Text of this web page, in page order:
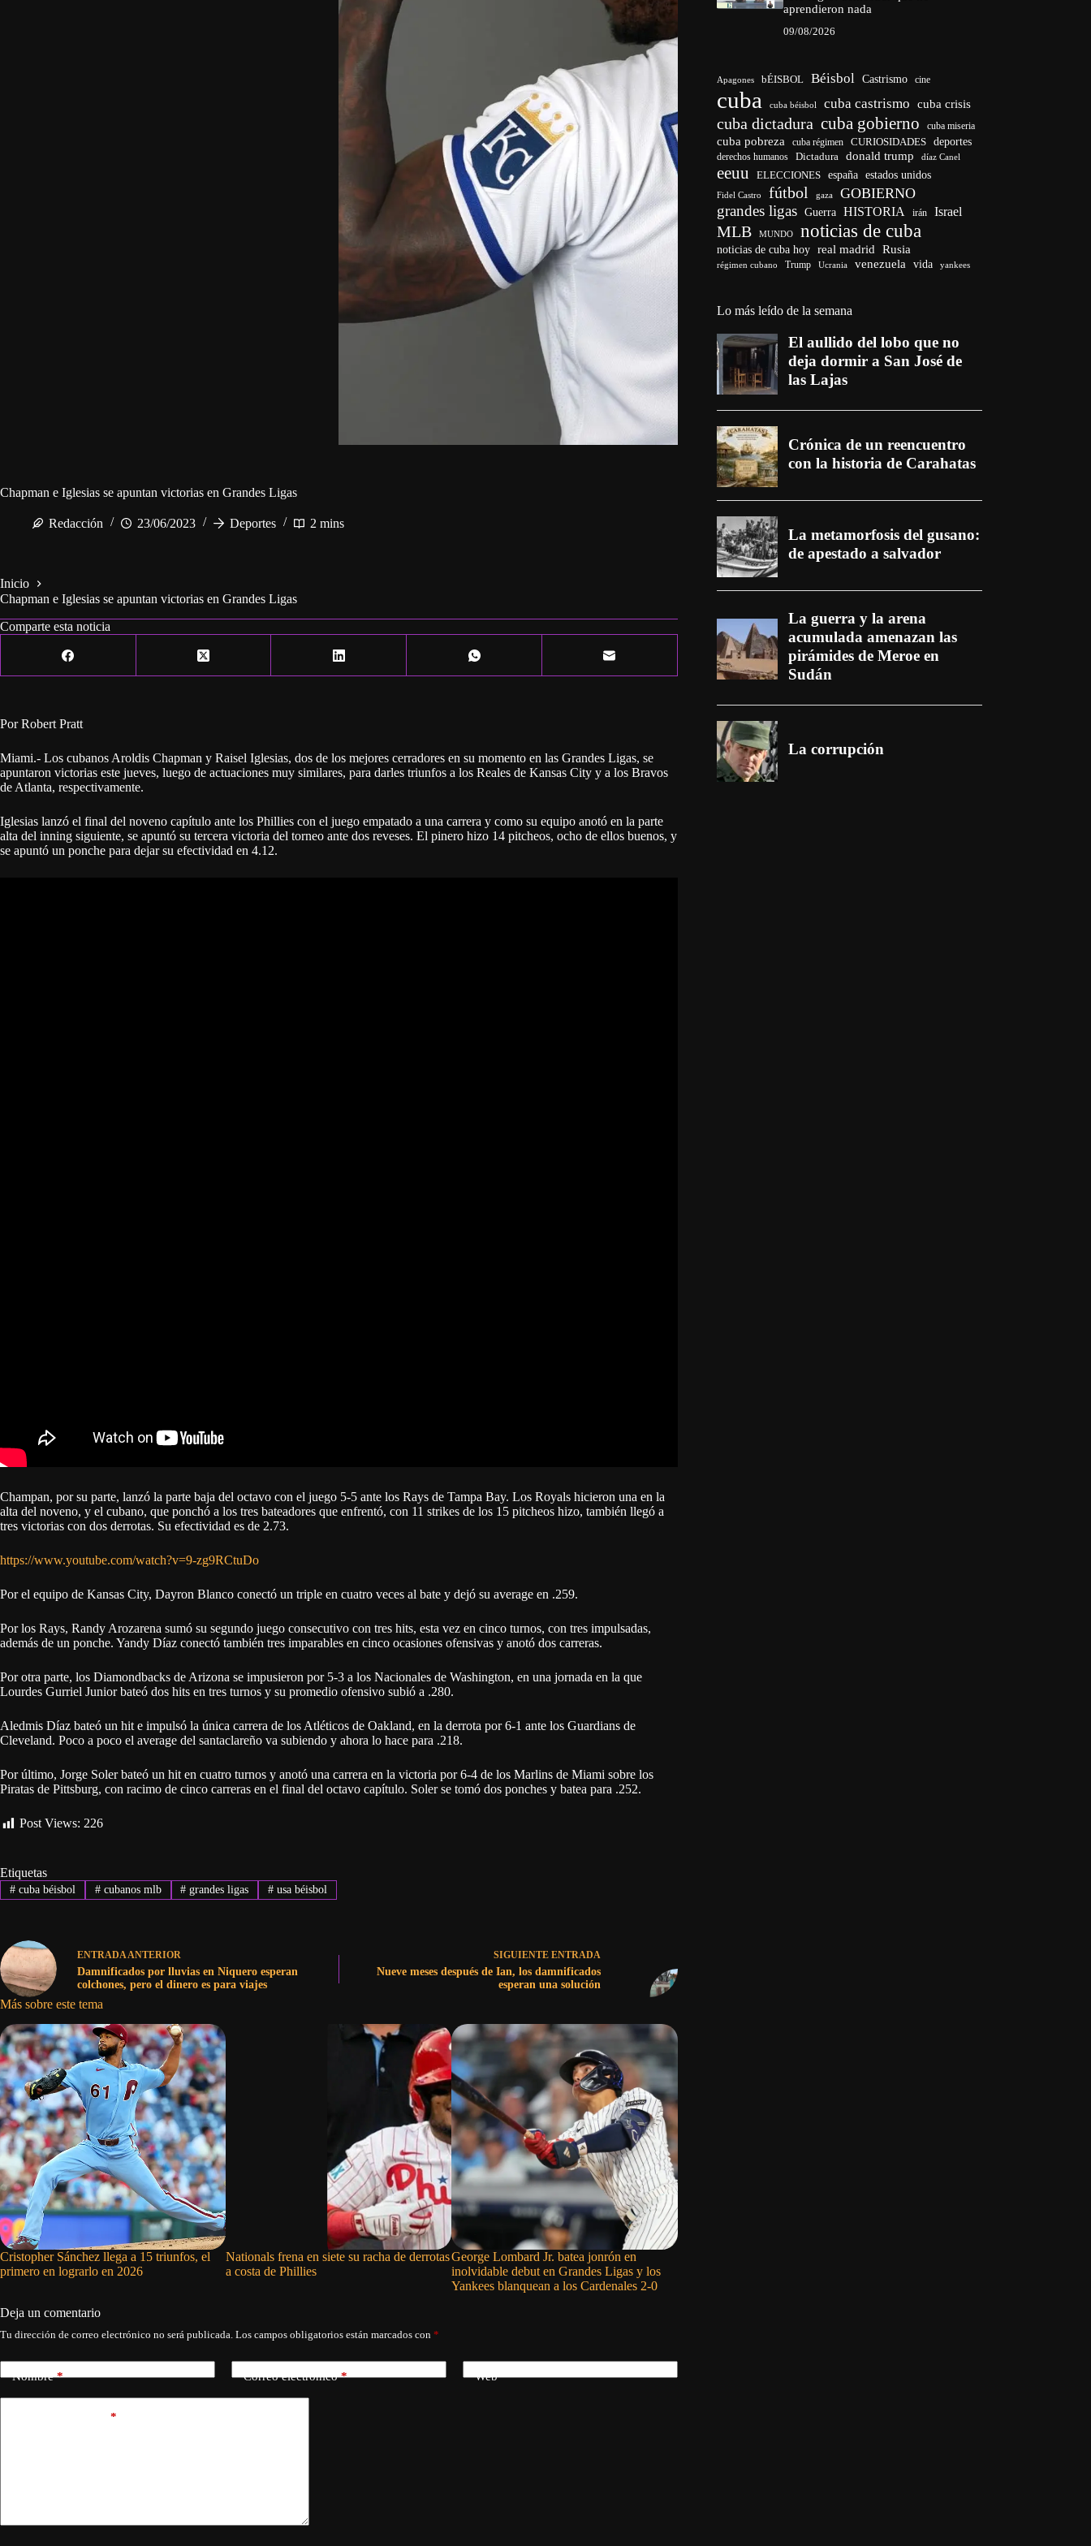
Chapman e Iglesias se apuntan victorias en Grandes Ligas
Redacción 23/06/2023 Deportes 2 mins
Inicio
Chapman e Iglesias se apuntan victorias en Grandes Ligas
Comparte esta noticia
Por Robert Pratt
Miami.- Los cubanos Aroldis Chapman y Raisel Iglesias, dos de los mejores cerradores en su momento en las Grandes Ligas, se
apuntaron victorias este jueves, luego de actuaciones muy similares, para darles triunfos a los Reales de Kansas City y a los Bravos
de Atlanta, respectivamente.
Iglesias lanzó el final del noveno capítulo ante los Phillies con el juego empatado a una carrera y como su equipo anotó en la parte
alta del inning siguiente, se apuntó su tercera victoria del torneo ante dos reveses. El pinero hizo 14 pitcheos, ocho de ellos buenos, y
se apuntó un ponche para dejar su efectividad en 4.12.
Champan, por su parte, lanzó la parte baja del octavo con el juego 5-5 ante los Rays de Tampa Bay. Los Royals hicieron una en la
alta del noveno, y el cubano, que ponchó a los tres bateadores que enfrentó, con 11 strikes de los 15 pitcheos hizo, también llegó a
tres victorias con dos derrotas. Su efectividad es de 2.73.
https://www.youtube.com/watch?v=9-zg9RCtuDo
Por el equipo de Kansas City, Dayron Blanco conectó un triple en cuatro veces al bate y dejó su average en .259.
Por los Rays, Randy Arozarena sumó su segundo juego consecutivo con tres hits, esta vez en cinco turnos, con tres impulsadas,
además de un ponche. Yandy Díaz conectó también tres imparables en cinco ocasiones ofensivas y anotó dos carreras.
Por otra parte, los Diamondbacks de Arizona se impusieron por 5-3 a los Nacionales de Washington, en una jornada en la que
Lourdes Gurriel Junior bateó dos hits en tres turnos y su promedio ofensivo subió a .280.
Aledmis Díaz bateó un hit e impulsó la única carrera de los Atléticos de Oakland, en la derrota por 6-1 ante los Guardians de
Cleveland. Poco a poco el average del santaclareño va subiendo y ahora lo hace para .218.
Por último, Jorge Soler bateó un hit en cuatro turnos y anotó una carrera en la victoria por 6-4 de los Marlins de Miami sobre los
Piratas de Pittsburg, con racimo de cinco carreras en el final del octavo capítulo. Soler se tomó dos ponches y batea para .252.
Post Views: 226
Etiquetas
#cuba béisbol #cubanos mlb # grandes ligas # usa béisbol
ENTRADA ANTERIOR
Damnificados por lluvias en Niquero esperan
colchones, pero el dinero es para viajes
SIGUIENTE ENTRADA
Nueve meses después de Ian, los damnificados
esperan una solución
Más sobre este tema
Cristopher Sánchez llega a 15 triunfos, el
primero en lograrlo en 2026
Nationals frena en siete su racha de derrotas
a costa de Phillies
George Lombard Jr. batea jonrón en
inolvidable debut en Grandes Ligas y los
Yankees blanquean a los Cardenales 2-0
Deja un comentario
Tu dirección de correo electrónico no será publicada. Los campos obligatorios están marcados con *
Nombre* Correo electrónico* Web
*
aprendieron nada
09/08/2026
Apagones bÉISBOL Béisbol Castrismo cine
cuba cuba béisbol cuba castrismo cuba crisis
cuba dictadura cuba gobierno cuba miseria
cuba pobreza cuba régimen CURIOSIDADES deportes
derechos humanos Dictadura donald trump díaz Canel
eeuu ELECCIONES españa estados unidos
Fidel Castro fútbol gaza GOBIERNO
grandes ligas Guerra HISTORIA irán Israel
MLB MUNDO noticias de cuba
noticias de cuba hoy real madrid Rusia
régimen cubano Trump Ucrania venezuela vida yankees
Lo más leído de la semana